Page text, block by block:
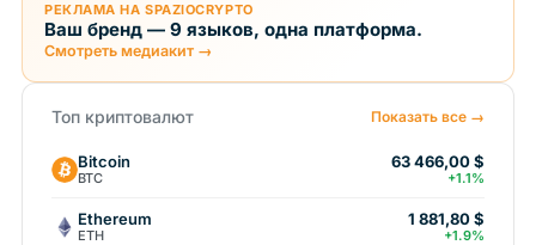
РЕКЛАМА НА SPAZIOCRYPTO
Ваш бренд — 9 языков, одна платформа.
Смотреть медиакит →
Топ криптовалют Показать все →
Bitcoin
BTC
63 466,00 $
+1.1%
Ethereum
ETH
1 881,80 $
+1.9%